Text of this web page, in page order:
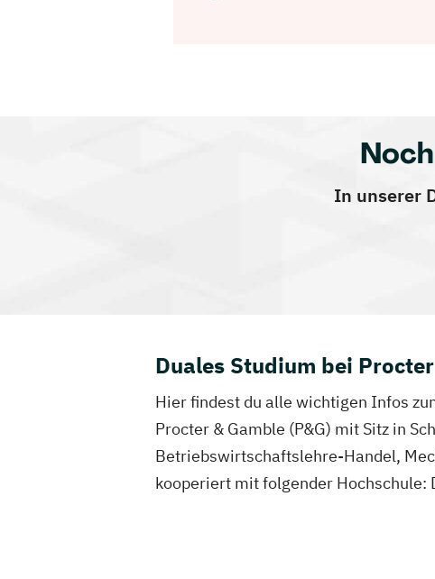
In unserer
Duales Studium bei
Hier findest du alle wichtigen Infos
Procter & Gamble (P&G) mit Sitz in
Betriebswirtschaftslehre-Handel,
kooperiert mit folgender Hochschule: